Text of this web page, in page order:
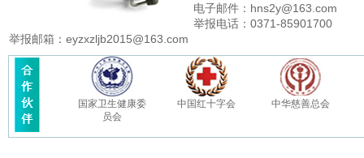
电子邮件：hns2y@163.com
举报电话：0371-85901700
举报邮箱：eyzxzljb2015@163.com
国家卫生健康委
员会
中国红十字会 中华慈善总会